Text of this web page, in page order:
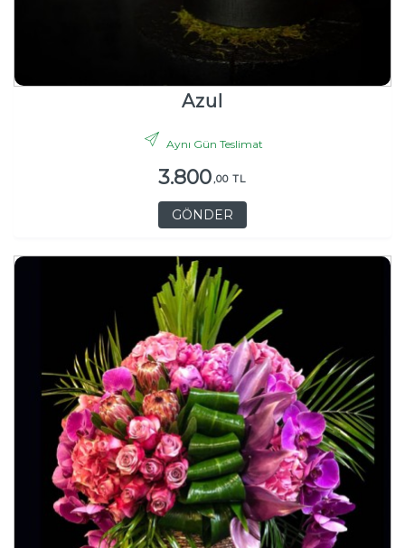
Azul
Aynı Gün Teslimat
3.800,00 TL
GÖNDER